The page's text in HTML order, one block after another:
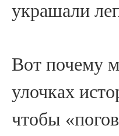
украшали
Вот почему
улочках
чтобы